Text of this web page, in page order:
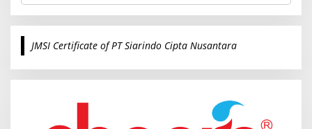
r
c
o
JMSI Certificate of PT Siarindo Cipta Nusantara